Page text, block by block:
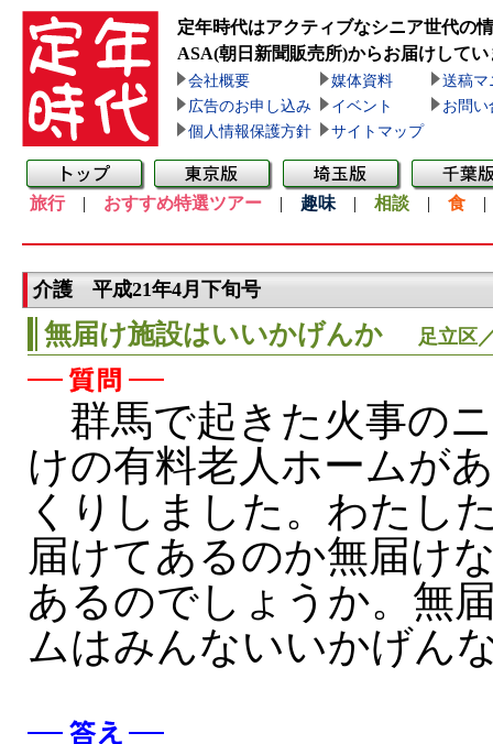
定年時代はアクティブなシニア世代の
ASA(朝日新聞販売所)からお届けしてい
会社概要 媒体資料
送稿マ
広告のお申し込み
イベント
お問い
個人情報保護方針
サイトマップ
旅行| おすすめ特選ツアー | 趣味 | 相談 | 食
介護 平成21年4月下旬号
無届け施設はいいかげんか 足立区
群馬で起きた火事の
けの有料老人ホームが
くりしました。わたし
届けてあるのか無届け
あるのでしょうか。無
ムはみんないいかげん